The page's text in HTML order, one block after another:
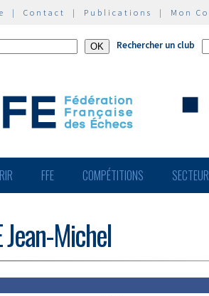
| Contact | Publications | Mon
Rechercher un club
FFE COMPÉTITIONS
Jean-Michel